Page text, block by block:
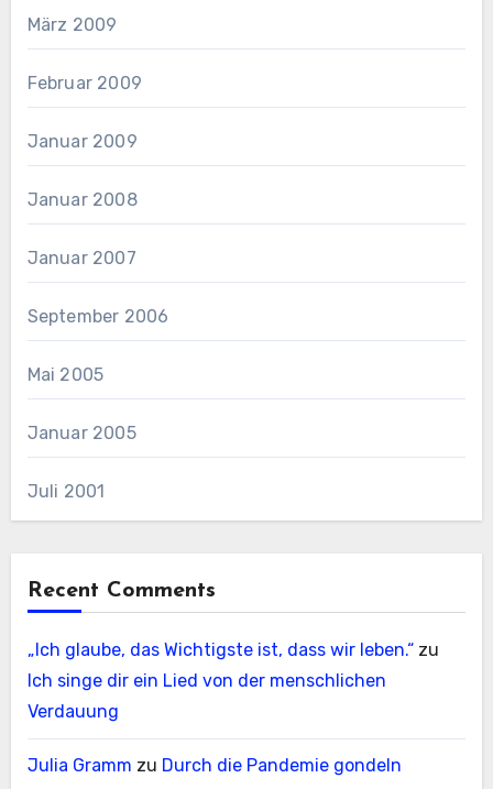
März 2009
Februar 2009
Januar 2009
Januar 2008
Januar 2007
September 2006
Mai 2005
Januar 2005
Juli 2001
Recent Comments
„Ich glaube, das Wichtigste ist, dass wir leben.“zu
Ich singe dir ein Lied von der menschlichen
Verdauung
Julia Gramm zu Durch die Pandemie gondeln